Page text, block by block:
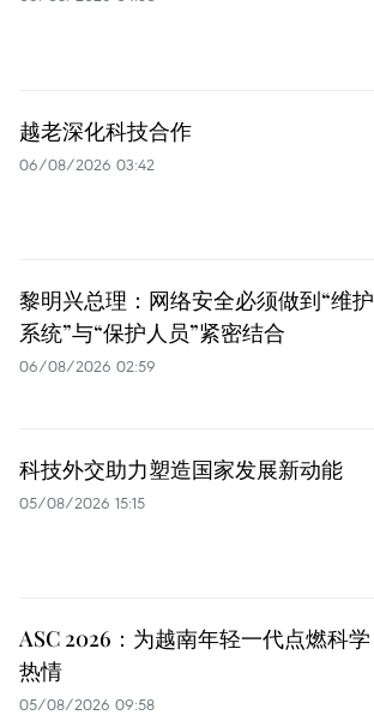
越老深化科技合作
06/08/2026 03:42
黎明兴总理：网络安全必须做到“维护
系统”与“保护人员”紧密结合
06/08/2026 02:59
科技外交助力塑造国家发展新动能
05/08/2026 15:15
ASC 2026：为越南年轻一代点燃科学
热情
05/08/2026 09:58